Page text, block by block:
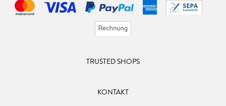
TRUSTED SHOPS
KONTAKT